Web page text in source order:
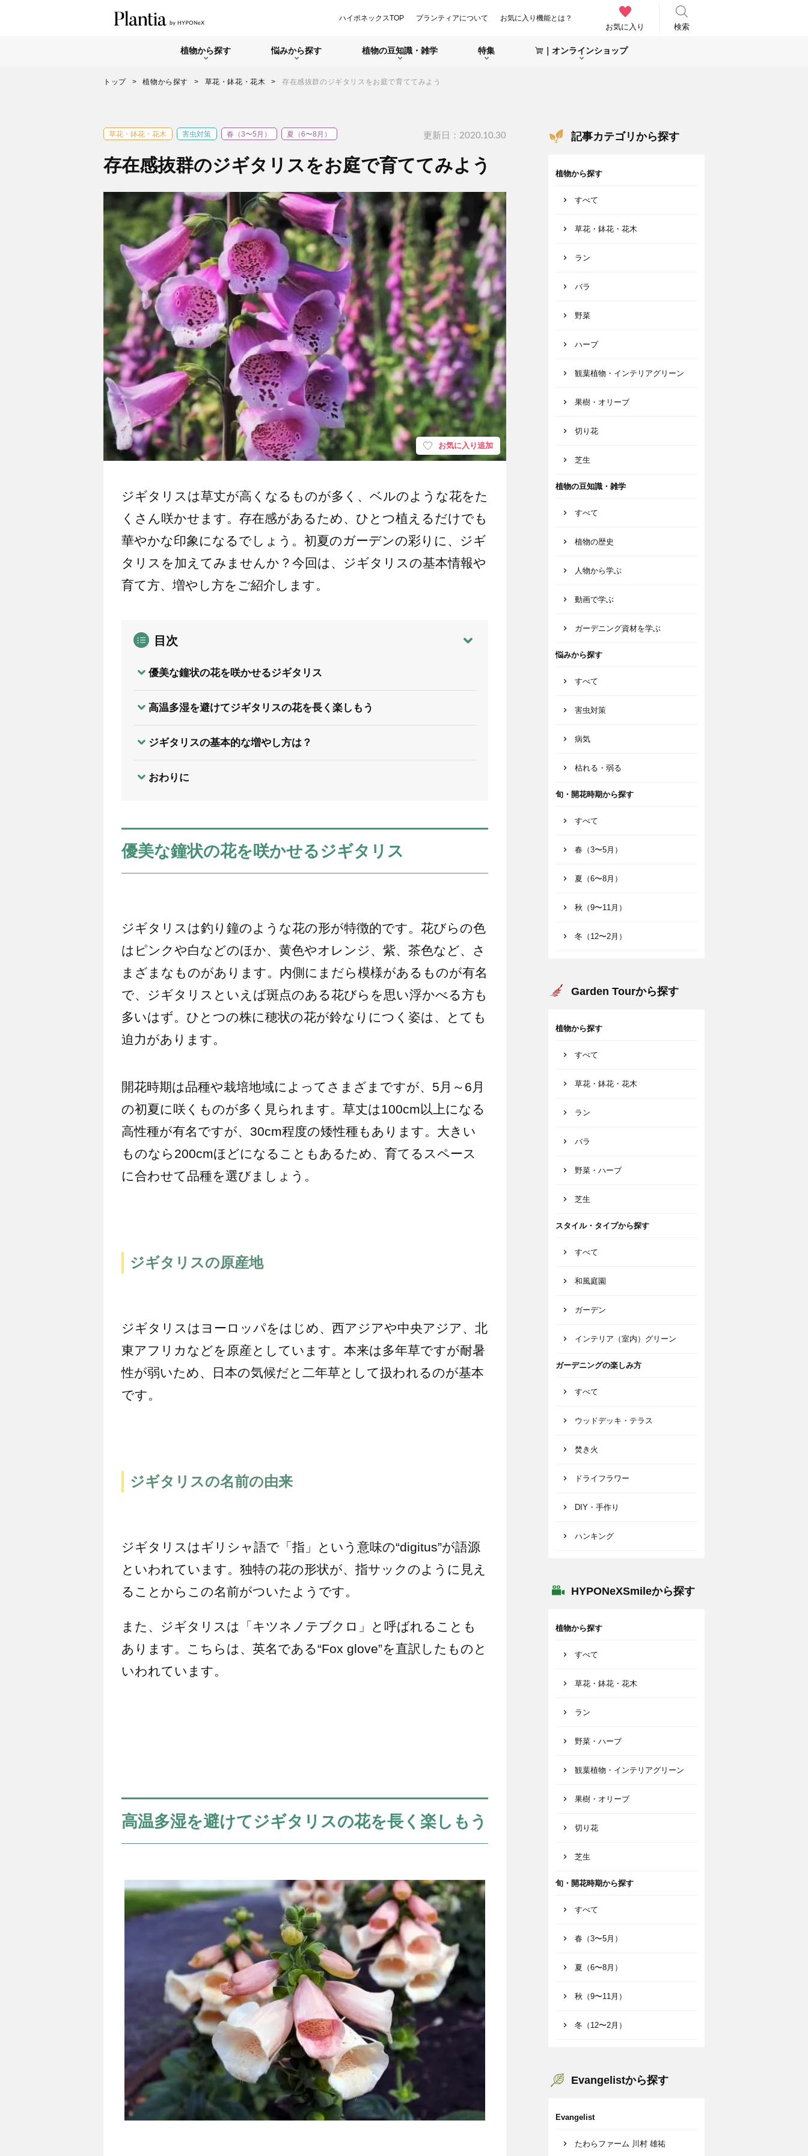
ハイポネックスTOP プランティアについて お気に入り機能とは？
お気に入り 検索
植物から探す 悩みから探す 植物の豆知識・雑学 特集 ｜オンラインショップ
トップ 植物から探す 草花・鉢花・花木 存在感抜群のジギタリスをお庭で育ててみよう
更新日：2020.10.30
草花・鉢花・花木 害虫対策 春（3〜5月） 夏（6〜8月）
存在感抜群のジギタリスをお庭で育ててみよう
お気に入り追加
ジギタリスは草丈が高くなるものが多く、ベルのような花をた
くさん咲かせます。存在感があるため、ひとつ植えるだけでも
華やかな印象になるでしょう。初夏のガーデンの彩りに、ジギ
タリスを加えてみませんか？今回は、ジギタリスの基本情報や
育て方、増やし方をご紹介します。
目次
優美な鐘状の花を咲かせるジギタリス
高温多湿を避けてジギタリスの花を長く楽しもう
ジギタリスの基本的な増やし方は？
おわりに
優美な鐘状の花を咲かせるジギタリス
ジギタリスは釣り鐘のような花の形が特徴的です。花びらの色
はピンクや白などのほか、黄色やオレンジ、紫、茶色など、さ
まざまなものがあります。内側にまだら模様があるものが有名
で、ジギタリスといえば斑点のある花びらを思い浮かべる方も
多いはず。ひとつの株に穂状の花が鈴なりにつく姿は、とても
迫力があります。
開花時期は品種や栽培地域によってさまざまですが、5月～6月
の初夏に咲くものが多く見られます。草丈は100cm以上になる
高性種が有名ですが、30cm程度の矮性種もあります。大きい
ものなら200cmほどになることもあるため、育てるスペース
に合わせて品種を選びましょう。
ジギタリスの原産地
ジギタリスはヨーロッパをはじめ、西アジアや中央アジア、北
東アフリカなどを原産としています。本来は多年草ですが耐暑
性が弱いため、日本の気候だと二年草として扱われるのが基本
です。
ジギタリスの名前の由来
ジギタリスはギリシャ語で「指」という意味の“digitus”が語源
といわれています。独特の花の形状が、指サックのように見え
ることからこの名前がついたようです。
また、ジギタリスは「キツネノテブクロ」と呼ばれることも
あります。こちらは、英名である“Fox glove”を直訳したものと
いわれています。
高温多湿を避けてジギタリスの花を長く楽しもう
記事カテゴリから探す
植物から探す
すべて
草花・鉢花・花木
ラン
バラ
野菜
ハーブ
観葉植物・インテリアグリーン
果樹・オリーブ
切り花
芝生
植物の豆知識・雑学
すべて
植物の歴史
人物から学ぶ
動画で学ぶ
ガーデニング資材を学ぶ
悩みから探す
すべて
害虫対策
病気
枯れる・弱る
旬・開花時期から探す
すべて
春（3〜5月）
夏（6〜8月）
秋（9〜11月）
冬（12〜2月）
Garden Tourから探す
植物から探す
すべて
草花・鉢花・花木
ラン
バラ
野菜・ハーブ
芝生
スタイル・タイプから探す
すべて
和風庭園
ガーデン
インテリア（室内）グリーン
ガーデニングの楽しみ方
すべて
ウッドデッキ・テラス
焚き火
ドライフラワー
DIY・手作り
ハンキング
HYPONeXSmileから探す
植物から探す
すべて
草花・鉢花・花木
ラン
野菜・ハーブ
観葉植物・インテリアグリーン
果樹・オリーブ
切り花
芝生
旬・開花時期から探す
すべて
春（3〜5月）
夏（6〜8月）
秋（9〜11月）
冬（12〜2月）
Evangelistから探す
Evangelist
たわらファーム 川村 雄祐